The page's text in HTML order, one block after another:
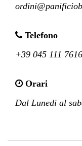
Telefono
+39 045 111
Orari
Dal Lunedi al